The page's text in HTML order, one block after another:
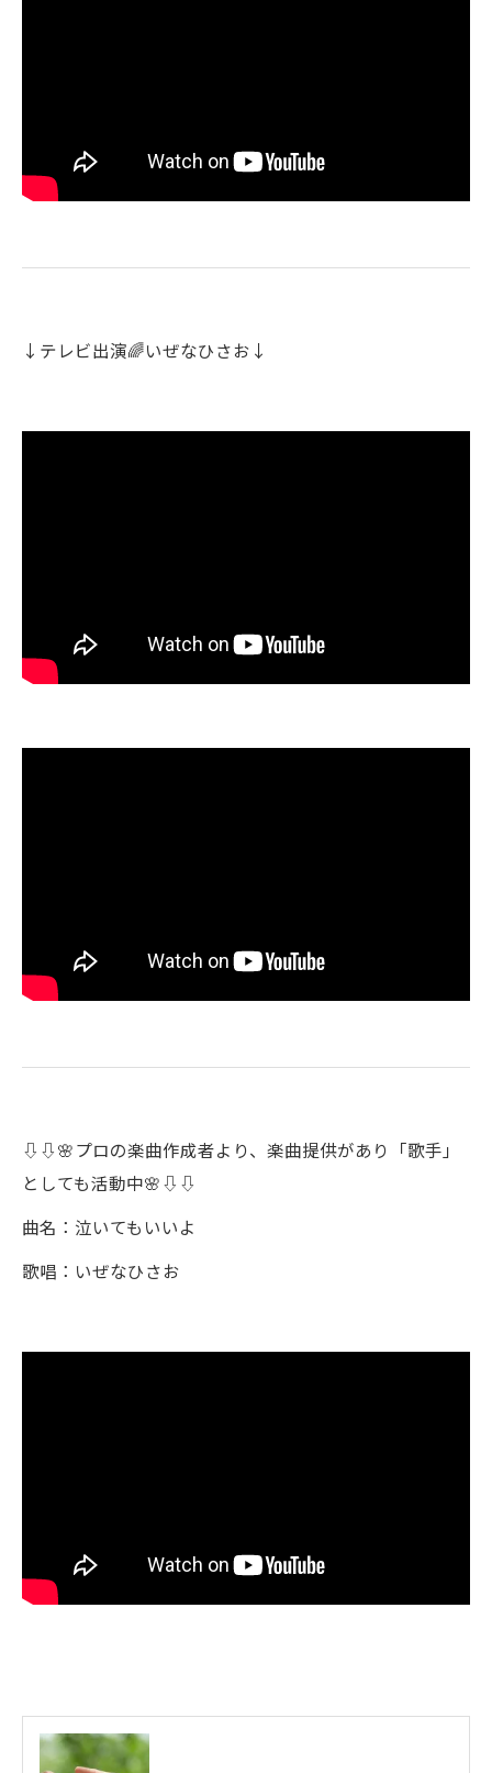
↓テレビ出演🌈いぜなひさお↓
⇩⇩🌸プロの楽曲作成者より、楽曲提供があり「歌手」
としても活動中🌸⇩⇩
曲名：泣いてもいいよ
歌唱：いぜなひさお